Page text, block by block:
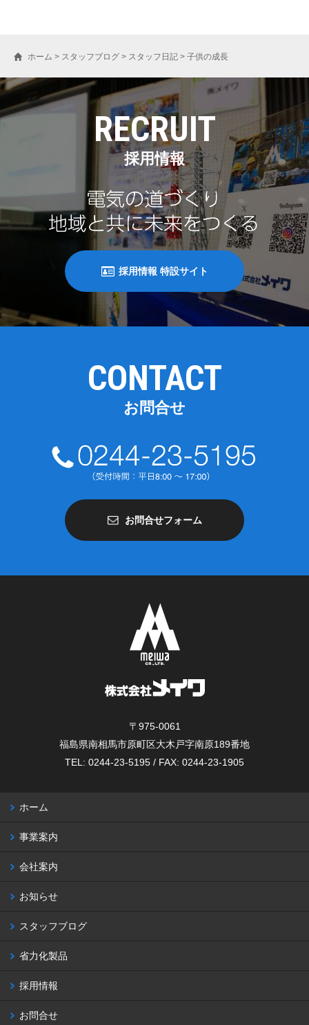
ホーム > スタッフブログ > スタッフ日記 > 子供の成長
RECRUIT
採用情報
採用情報 特設サイト
CONTACT
お問合せ
お問合せフォーム
〒975-0061
福島県南相馬市原町区大木戸字南原189番地
TEL: 0244-23-5195 / FAX: 0244-23-1905
ホーム
事業案内
会社案内
お知らせ
スタッフブログ
省力化製品
採用情報
お問合せ